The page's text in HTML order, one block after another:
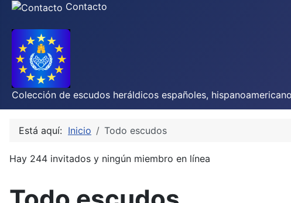
Contacto
Colección de escudos heráldicos españoles,
Está aquí: Inicio Todo escudos
Hay 244 invitados y ningún miembro en línea